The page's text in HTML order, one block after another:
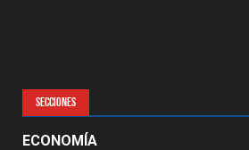
SECCIONES
ECONOMÍA